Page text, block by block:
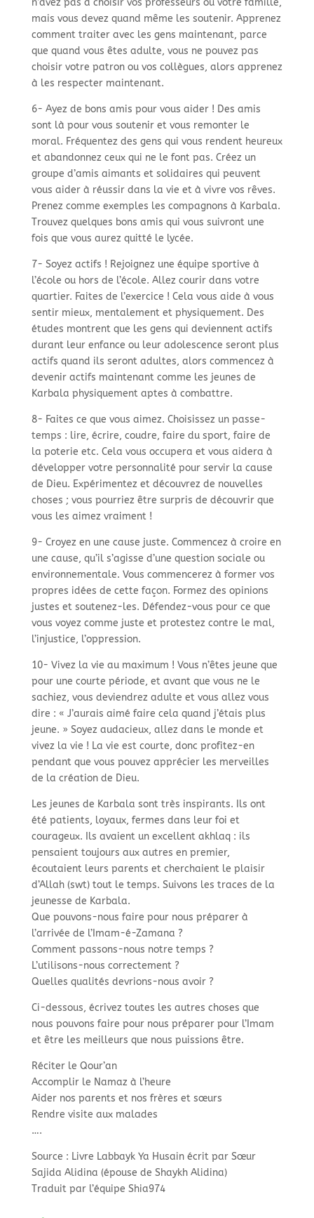
n’avez pas à choisir vos professeurs ou votre famille,
mais vous devez quand même les soutenir. Apprenez
comment traiter avec les gens maintenant, parce
que quand vous êtes adulte, vous ne pouvez pas
choisir votre patron ou vos collègues, alors apprenez
à les respecter maintenant.
6- Ayez de bons amis pour vous aider ! Des amis
sont là pour vous soutenir et vous remonter le
moral. Fréquentez des gens qui vous rendent heureux
et abandonnez ceux qui ne le font pas. Créez un
groupe d’amis aimants et solidaires qui peuvent
vous aider à réussir dans la vie et à vivre vos rêves.
Prenez comme exemples les compagnons à Karbala.
Trouvez quelques bons amis qui vous suivront une
fois que vous aurez quitté le lycée.
7- Soyez actifs ! Rejoignez une équipe sportive à
l’école ou hors de l’école. Allez courir dans votre
quartier. Faites de l’exercice ! Cela vous aide à vous
sentir mieux, mentalement et physiquement. Des
études montrent que les gens qui deviennent actifs
durant leur enfance ou leur adolescence seront plus
actifs quand ils seront adultes, alors commencez à
devenir actifs maintenant comme les jeunes de
Karbala physiquement aptes à combattre.
8- Faites ce que vous aimez. Choisissez un passe-
temps : lire, écrire, coudre, faire du sport, faire de
la poterie etc. Cela vous occupera et vous aidera à
développer votre personnalité pour servir la cause
de Dieu. Expérimentez et découvrez de nouvelles
choses ; vous pourriez être surpris de découvrir que
vous les aimez vraiment !
9- Croyez en une cause juste. Commencez à croire en
une cause, qu’il s’agisse d’une question sociale ou
environnementale. Vous commencerez à former vos
propres idées de cette façon. Formez des opinions
justes et soutenez-les. Défendez-vous pour ce que
vous voyez comme juste et protestez contre le mal,
l’injustice, l’oppression.
10- Vivez la vie au maximum ! Vous n’êtes jeune que
pour une courte période, et avant que vous ne le
sachiez, vous deviendrez adulte et vous allez vous
dire : « J’aurais aimé faire cela quand j’étais plus
jeune. » Soyez audacieux, allez dans le monde et
vivez la vie ! La vie est courte, donc profitez-en
pendant que vous pouvez apprécier les merveilles
de la création de Dieu.
Les jeunes de Karbala sont très inspirants. Ils ont
été patients, loyaux, fermes dans leur foi et
courageux. Ils avaient un excellent akhlaq : ils
pensaient toujours aux autres en premier,
écoutaient leurs parents et cherchaient le plaisir
d’Allah (swt) tout le temps. Suivons les traces de la
jeunesse de Karbala.
Que pouvons-nous faire pour nous préparer à
l’arrivée de l’Imam-é-Zamana ?
Comment passons-nous notre temps ?
L’utilisons-nous correctement ?
Quelles qualités devrions-nous avoir ?
Ci-dessous, écrivez toutes les autres choses que
nous pouvons faire pour nous préparer pour l’Imam
et être les meilleurs que nous puissions être.
Réciter le Qour’an
Accomplir le Namaz à l’heure
Aider nos parents et nos frères et sœurs
Rendre visite aux malades
….
Source : Livre Labbayk Ya Husain écrit par Sœur
Sajida Alidina (épouse de Shaykh Alidina)
Traduit par l’équipe Shia974